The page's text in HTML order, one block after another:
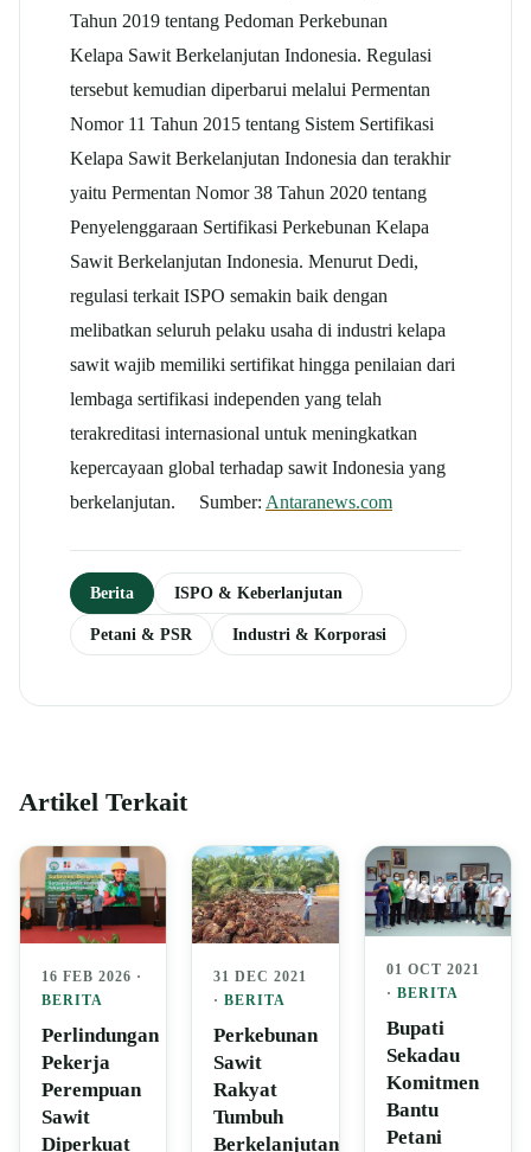
Tahun 2019 tentang Pedoman Perkebunan
Kelapa Sawit Berkelanjutan Indonesia. Regulasi
tersebut kemudian diperbarui melalui Permentan
Nomor 11 Tahun 2015 tentang Sistem Sertifikasi
Kelapa Sawit Berkelanjutan Indonesia dan terakhir
yaitu Permentan Nomor 38 Tahun 2020 tentang
Penyelenggaraan Sertifikasi Perkebunan Kelapa
Sawit Berkelanjutan Indonesia. Menurut Dedi,
regulasi terkait ISPO semakin baik dengan
melibatkan seluruh pelaku usaha di industri kelapa
sawit wajib memiliki sertifikat hingga penilaian dari
lembaga sertifikasi independen yang telah
terakreditasi internasional untuk meningkatkan
kepercayaan global terhadap sawit Indonesia yang
berkelanjutan. Sumber: Antaranews.com
Berita ISPO & Keberlanjutan
Petani & PSR Industri & Korporasi
Artikel Terkait
16 FEB 2026 ·
BERITA
Perlindungan
Pekerja
Perempuan
Sawit
Diperkuat
31 DEC 2021
·BERITA
Perkebunan
Sawit
Rakyat
Tumbuh
Berkelanjutan
01 OCT 2021
· BERITA
Bupati
Sekadau
Komitmen
Bantu
Petani